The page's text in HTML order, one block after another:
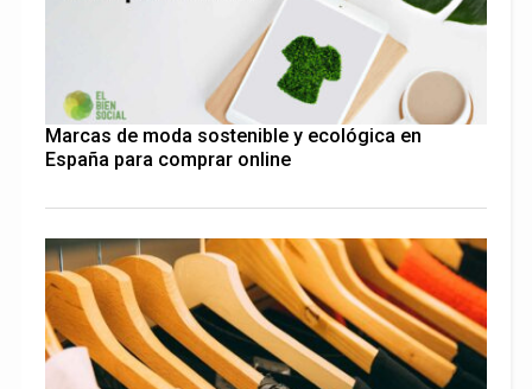
Marcas de moda sostenible y ecológica en
España para comprar online